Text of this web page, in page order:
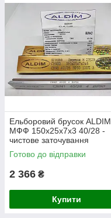
Ельборовий брусок ALDIM
МФФ 150х25х7х3 40/28 -
чистове заточування
Готово до відправки
2 366 ₴
Купити